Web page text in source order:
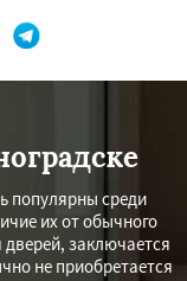
популярны среди
их от обычного
заключается
не приобретается